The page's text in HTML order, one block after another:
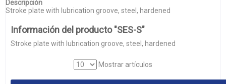
Descripción
Stroke plate with lubrication groove, steel, hardened
Información del producto "SES-S"
Stroke plate with lubrication groove, steel, hardened
Mostrar artículos